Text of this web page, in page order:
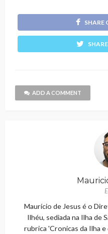
SHARE
ADD A COMMENT
Maurício de Jesus é o
Ilhéu, sediada na Ilha de
rubrica 'Cronicas da Ilha e